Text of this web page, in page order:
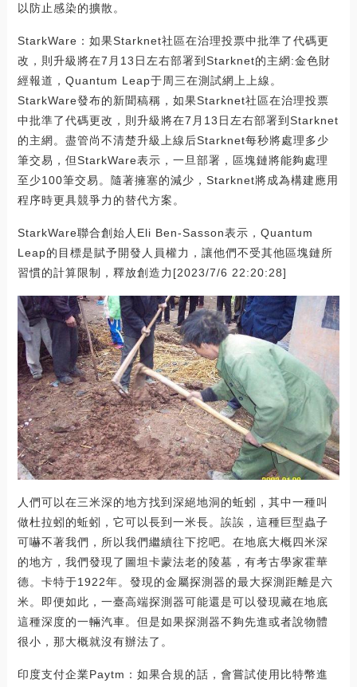
以防止感染的擴散。
StarkWare：如果Starknet社區在治理投票中批準了代碼更
改，則升級將在7月13日左右部署到Starknet的主網:金色財
經報道，Quantum Leap于周三在測試網上上線。
StarkWare發布的新聞稿稱，如果Starknet社區在治理投票
中批準了代碼更改，則升級將在7月13日左右部署到Starknet
的主網。盡管尚不清楚升級上線后Starknet每秒將處理多少
筆交易，但StarkWare表示，一旦部署，區塊鏈將能夠處理
至少100筆交易。隨著擁塞的減少，Starknet將成為構建應用
程序時更具競爭力的替代方案。
StarkWare聯合創始人Eli Ben-Sasson表示，Quantum
Leap的目標是賦予開發人員權力，讓他們不受其他區塊鏈所
習慣的計算限制，釋放創造力[2023/7/6 22:20:28]
人們可以在三米深的地方找到深絕地洞的蚯蚓，其中一種叫
做杜拉蚓的蚯蚓，它可以長到一米長。誒誒，這種巨型蟲子
可嚇不著我們，所以我們繼續往下挖吧。在地底大概四米深
的地方，我們發現了圖坦卡蒙法老的陵墓，有考古學家霍華
德。卡特于1922年。發現的金屬探測器的最大探測距離是六
米。即便如此，一臺高端探測器可能還是可以發現藏在地底
這種深度的一輛汽車。但是如果探測器不夠先進或者說物體
很小，那大概就沒有辦法了。
印度支付企業Paytm：如果合規的話，會嘗試使用比特幣進